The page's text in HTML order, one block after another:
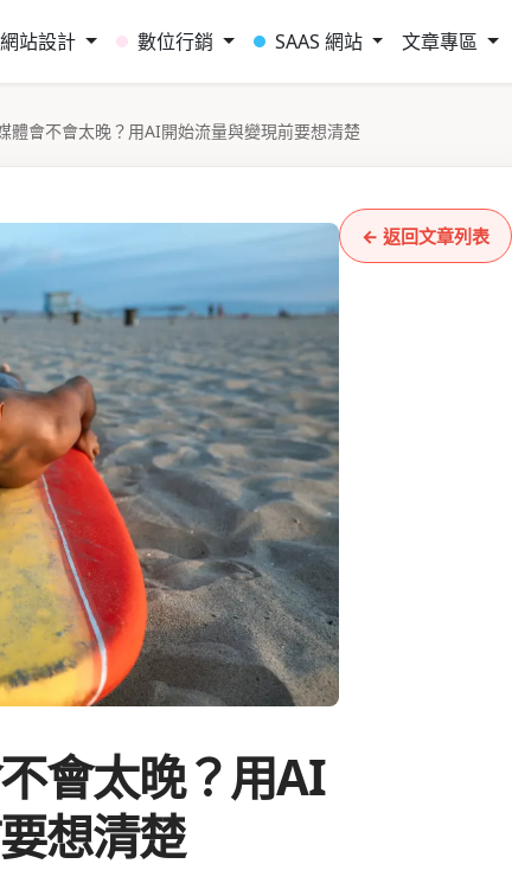
網站設計 數位行銷 SAAS 網站 文章專區
體會不會太晚？用AI開始流量與變現前要想清楚
會太晚？用AI
想清楚
← 返回文章列表